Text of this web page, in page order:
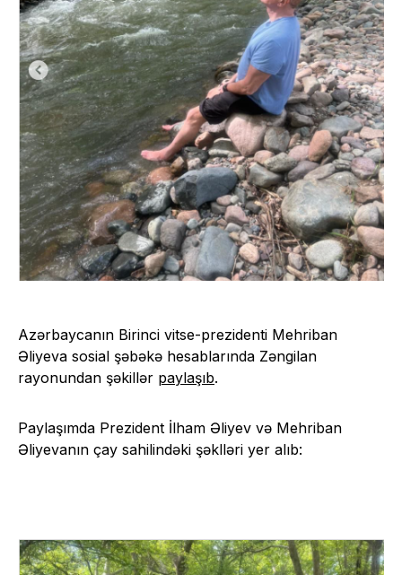
Azərbaycanın Birinci vitse-prezidenti Mehriban
Əliyeva sosial şəbəkə hesablarında Zəngilan
rayonundan şəkillər paylaşıb.
Paylaşımda Prezident İlham Əliyev və Mehriban
Əliyevanın çay sahilindəki şəklləri yer alıb: